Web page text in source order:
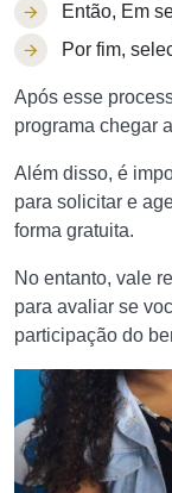
Então, Em
Por fim,
Após esse
programa chegar
Além disso, é
para solicitar e
forma gratuita.
No entanto, vale
para avaliar se
participação do